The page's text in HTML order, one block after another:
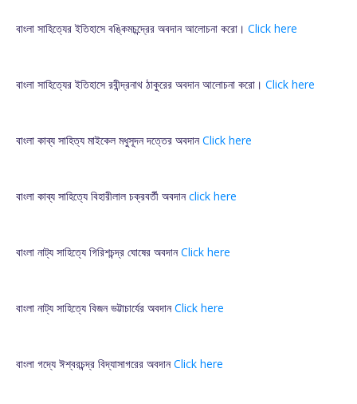
বাংলা সাহিত্যের ইতিহাসে বঙ্কিমচন্দ্রের অবদান আলোচনা করো। Click here
বাংলা সাহিত্যের ইতিহাসে রবীন্দ্রনাথ ঠাকুরের অবদান আলোচনা করো। Click here
বাংলা কাব্য সাহিত্য মাইকেল মধুসূদন দত্তের অবদানClick here
বাংলা কাব্য সাহিত্যে বিহারীলাল চক্রবর্তী অবদানclick here
বাংলা নাট্য সাহিত্যে গিরিশচন্দ্র ঘোষের অবদানClick here
বাংলা নাট্য সাহিত্যে বিজন ভট্টাচার্যের অবদানClick here
বাংলা গদ্যে ঈশ্বরচন্দ্র বিদ্যাসাগরের অবদানClick here